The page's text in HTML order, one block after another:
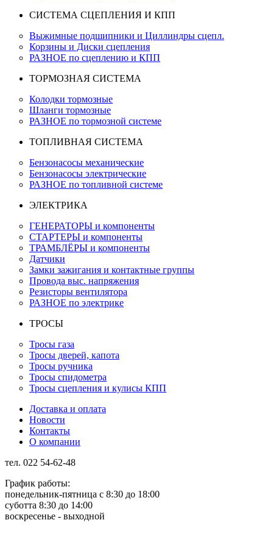
СИСТЕМА СЦЕПЛЕНИЯ И КПП
Выжимные подшипники и Циллиндры сцепл.
Корзины и Диски сцепления
РАЗНОЕ по сцеплению и КПП
ТОРМОЗНАЯ СИСТЕМА
Колодки тормозные
Шланги тормозные
РАЗНОЕ по тормозной системе
ТОПЛИВНАЯ СИСТЕМА
Бензонасосы механические
Бензонасосы электрические
РАЗНОЕ по топливной системе
ЭЛЕКТРИКА
ГЕНЕРАТОРЫ и компоненты
СТАРТЕРЫ и компоненты
ТРАМБЛЁРЫ и компоненты
Датчики
Замки зажигания и контактные группы
Провода выс. напряжения
Резисторы вентилятора
РАЗНОЕ по электрике
ТРОСЫ
Тросы газа
Тросы дверей, капота
Тросы ручника
Тросы спидометра
Тросы сцепления и кулисы КПП
Доставка и оплата
Новости
Контакты
О компании
тел. 022 54-62-48
График работы:
понедельник-пятница с 8:30 до 18:00
суботта 8:30 до 14:00
воскресенье - выходной